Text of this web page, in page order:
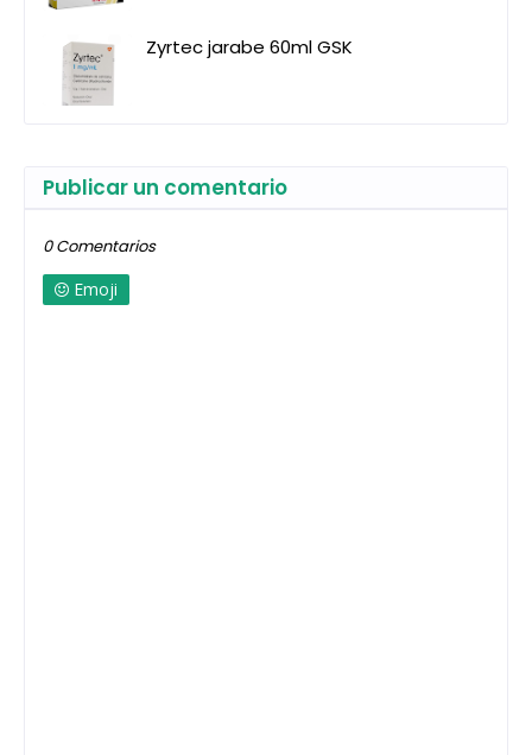
Zyrtec jarabe 60ml GSK
Publicar un comentario
0 Comentarios
Emoji